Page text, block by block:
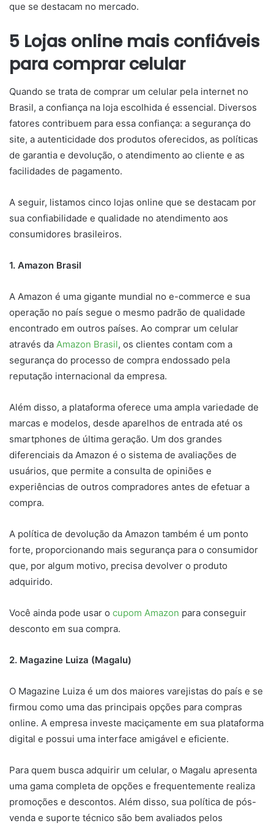
que se destacam no mercado.
5 Lojas online mais confiáveis
para comprar celular
Quando se trata de comprar um celular pela internet no
Brasil, a confiança na loja escolhida é essencial. Diversos
fatores contribuem para essa confiança: a segurança do
site, a autenticidade dos produtos oferecidos, as políticas
de garantia e devolução, o atendimento ao cliente e as
facilidades de pagamento.
A seguir, listamos cinco lojas online que se destacam por
sua confiabilidade e qualidade no atendimento aos
consumidores brasileiros.
1. Amazon Brasil
A Amazon é uma gigante mundial no e-commerce e sua
operação no país segue o mesmo padrão de qualidade
encontrado em outros países. Ao comprar um celular
através da Amazon Brasil, os clientes contam com a
segurança do processo de compra endossado pela
reputação internacional da empresa.
Além disso, a plataforma oferece uma ampla variedade de
marcas e modelos, desde aparelhos de entrada até os
smartphones de última geração. Um dos grandes
diferenciais da Amazon é o sistema de avaliações de
usuários, que permite a consulta de opiniões e
experiências de outros compradores antes de efetuar a
compra.
A política de devolução da Amazon também é um ponto
forte, proporcionando mais segurança para o consumidor
que, por algum motivo, precisa devolver o produto
adquirido.
Você ainda pode usar o cupom Amazon para conseguir
desconto em sua compra.
2. Magazine Luiza (Magalu)
O Magazine Luiza é um dos maiores varejistas do país e se
firmou como uma das principais opções para compras
online. A empresa investe maciçamente em sua plataforma
digital e possui uma interface amigável e eficiente.
Para quem busca adquirir um celular, o Magalu apresenta
uma gama completa de opções e frequentemente realiza
promoções e descontos. Além disso, sua política de pós-
venda e suporte técnico são bem avaliados pelos